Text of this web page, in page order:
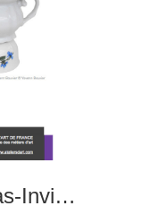
Alice-Pezenas-Invit-Web